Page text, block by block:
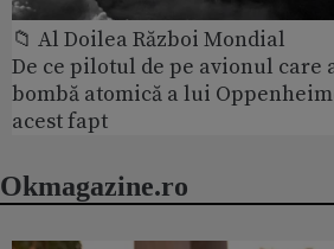
📁 Al Doilea Război Mondial
De ce pilotul de pe avionul care
bombă atomică a lui
acest fapt
Okmagazine.ro